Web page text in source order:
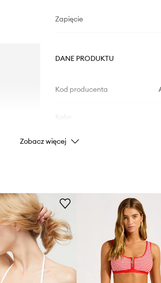
Zapięcie
DANE PRODUKTU
Kod producenta
Marka
ID Produktu
Zobacz więcej